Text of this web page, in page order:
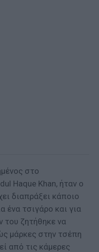
στο
Haque Khan, ήταν ο
διαπράξει κάποιο
ένα τσιγάρο και για
του ζητήθηκε να
μάρκες στην τσέπη
από τις κάμερες